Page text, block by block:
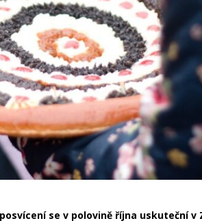
se v polovině října uskuteční v